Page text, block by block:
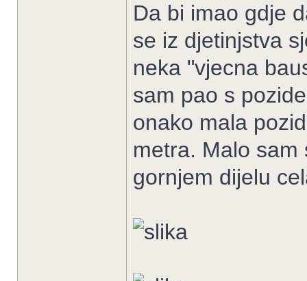
Da bi imao gdje
se iz djetinjstva
neka "vjecna
sam pao s
onako mala
metra. Malo
gornjem dijelu